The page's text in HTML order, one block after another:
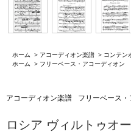
ホーム > アコーディオン楽譜 > コンテン
ホーム
> フリーベース・アコーディオン
アコーディオン楽譜 フリーベース
ロシア ヴィルトゥオ